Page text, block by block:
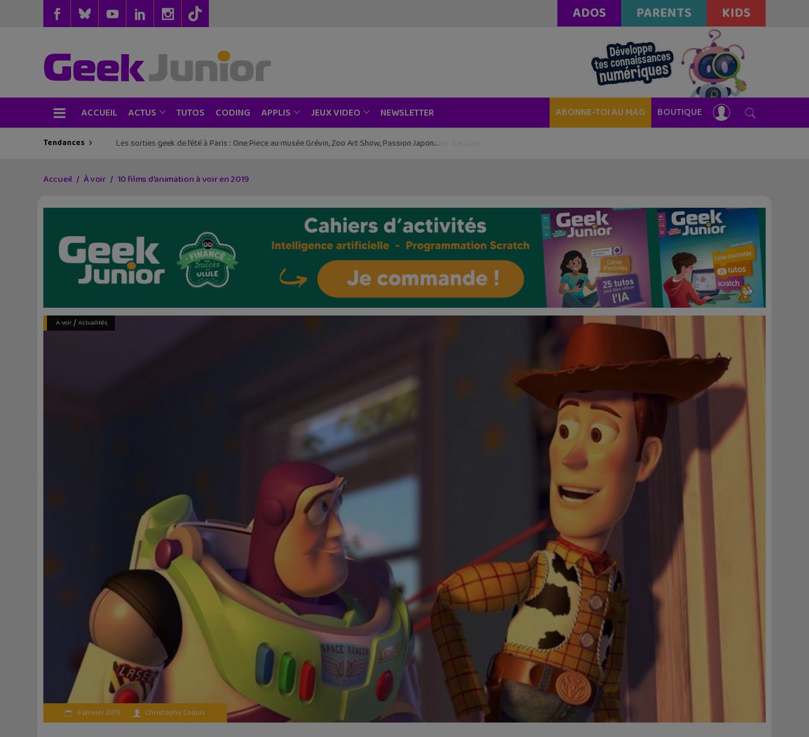
ADOS PARENTS KIDS
ACCUEIL ACTUS TUTOS CODING APPLIS JEUX VIDEO NEWSLETTER ABONNE-TOI AU MAG BOUTIQUE
Tendances Les sorties geek de l’été à Paris : One Piece au musée Grévin, Zoo Art Show, Passion Japon…
Accueil À voir 10 films d’animation à voir en 2019
À voir/ Actualités
6 janvier 2019 Christophe Coquis